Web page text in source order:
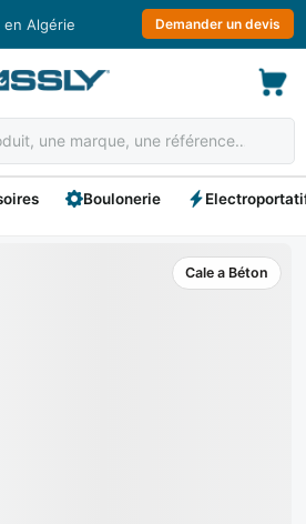
Algérie Demander un devis
Boulonerie
Cale a Béton